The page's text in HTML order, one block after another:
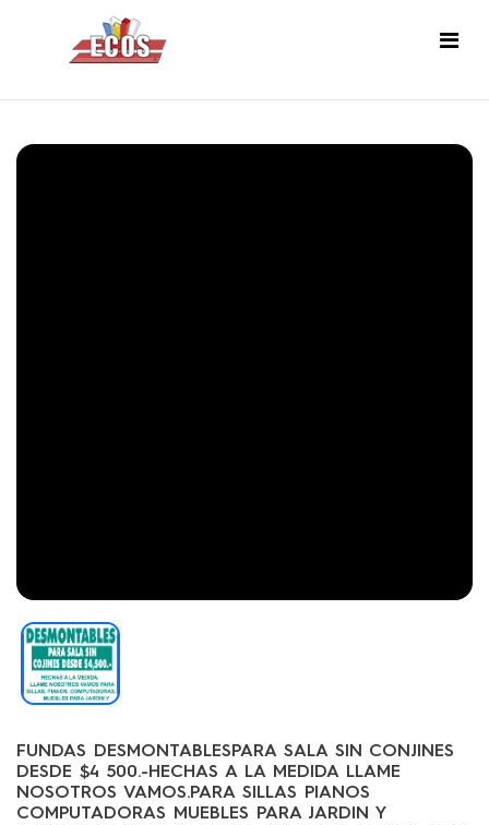
FUNDAS DESMONTABLESPARA SALA SIN CONJINES
DESDE $4 500.-HECHAS A LA MEDIDA LLAME
NOSOTROS VAMOS.PARA SILLAS PIANOS
COMPUTADORAS MUEBLES PARA JARDIN Y